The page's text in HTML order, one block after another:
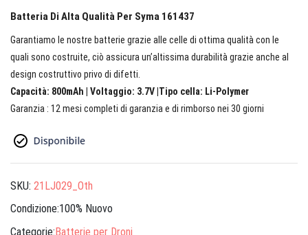
Batteria Di Alta Qualità Per Syma 161437
Garantiamo le nostre batterie grazie alle celle di ottima qualità con le
quali sono costruite, ciò assicura un’altissima durabilità grazie anche al
design costruttivo privo di difetti.
Capacità: 800mAh | Voltaggio: 3.7V |Tipo cella: Li-Polymer
Garanzia : 12 mesi completi di garanzia e di rimborso nei 30 giorni
SKU: 21LJ029_Oth
Condizione:100% Nuovo
Categorie:Batterie per Droni